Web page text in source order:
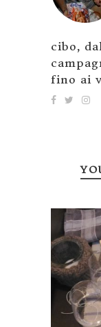
cibo,
fino ai